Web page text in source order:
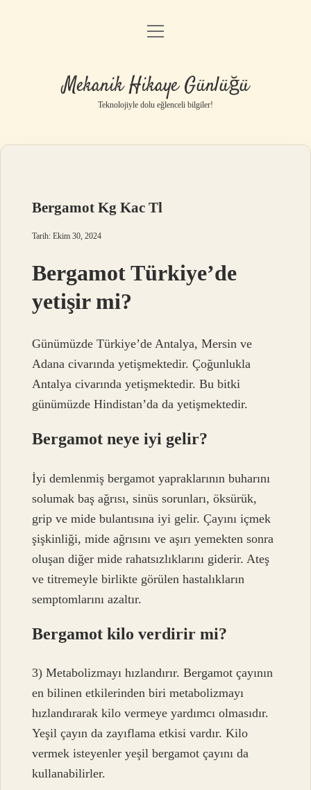
Anasayfa
Yasal Uyarı
menüyü
Mekanik Hikaye Günlüğü
Teknolojiyle dolu eğlenceli bilgiler!
Bergamot Kg Kac Tl
Tarih: Ekim 30, 2024
Bergamot Türkiye’de
yetişir mi?
Günümüzde Türkiye’de Antalya, Mersin ve
Adana civarında yetişmektedir. Çoğunlukla
Antalya civarında yetişmektedir. Bu bitki
günümüzde Hindistan’da da yetişmektedir.
Bergamot neye iyi gelir?
İyi demlenmiş bergamot yapraklarının buharını
solumak baş ağrısı, sinüs sorunları, öksürük,
grip ve mide bulantısına iyi gelir. Çayını içmek
şişkinliği, mide ağrısını ve aşırı yemekten sonra
oluşan diğer mide rahatsızlıklarını giderir. Ateş
ve titremeyle birlikte görülen hastalıkların
semptomlarını azaltır.
Bergamot kilo verdirir mi?
3) Metabolizmayı hızlandırır. Bergamot çayının
en bilinen etkilerinden biri metabolizmayı
hızlandırarak kilo vermeye yardımcı olmasıdır.
Yeşil çayın da zayıflama etkisi vardır. Kilo
vermek isteyenler yeşil bergamot çayını da
kullanabilirler.